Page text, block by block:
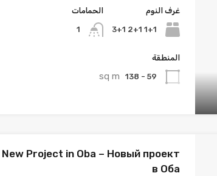
غرف النوم
1+1 2+1 3+1
الحمامات
1
المنطقة
59 - 138
sq m
New Project in Oba – Новый проект
в Оба